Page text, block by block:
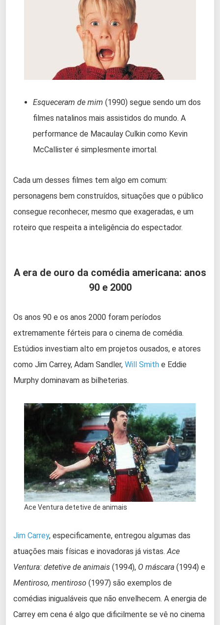
Esqueceram de mim (1990) segue sendo um dos
filmes natalinos mais assistidos do mundo. A
performance de Macaulay Culkin como Kevin
McCallister é simplesmente imortal.
Cada um desses filmes tem algo em comum:
personagens bem construídos, situações que o público
consegue reconhecer, mesmo que exageradas, e um
roteiro que respeita a inteligência do espectador.
A era de ouro da comédia americana: anos
90 e 2000
Os anos 90 e os anos 2000 foram períodos
extremamente férteis para o cinema de comédia.
Estúdios investiam alto em projetos ousados, e atores
como Jim Carrey, Adam Sandler, Will Smith e Eddie
Murphy dominavam as bilheterias.
Ace Ventura detetive de animais
Jim Carrey, especificamente, entregou algumas das
atuações mais físicas e inovadoras já vistas.Ace
Ventura: detetive de animais (1994), O máscara (1994) e
Mentiroso, mentiroso (1997) são exemplos de
comédias inigualáveis que não envelhecem. A energia de
Carrey em cena é algo que dificilmente se vê no cinema